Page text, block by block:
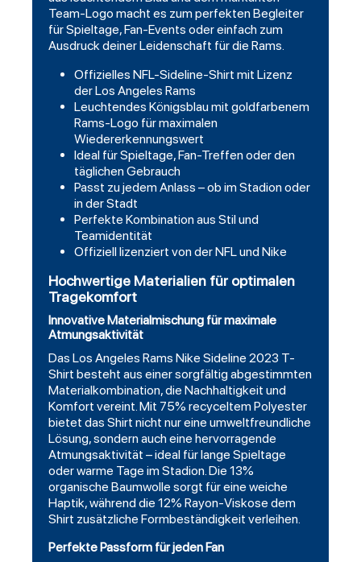
Team-Logo macht es zum perfekten Begleiter
für Spieltage, Fan-Events oder einfach zum
Ausdruck deiner Leidenschaft für die Rams.
Offizielles NFL-Sideline-Shirt mit Lizenz
der Los Angeles Rams
Leuchtendes Königsblau mit goldfarbenem
Rams-Logo für maximalen
Wiedererkennungswert
Ideal für Spieltage, Fan-Treffen oder den
täglichen Gebrauch
Passt zu jedem Anlass – ob im Stadion oder
in der Stadt
Perfekte Kombination aus Stil und
Teamidentität
Offiziell lizenziert von der NFL und Nike
Hochwertige Materialien für optimalen
Tragekomfort
Innovative Materialmischung für maximale
Atmungsaktivität
Das Los Angeles Rams Nike Sideline 2023 T-
Shirt besteht aus einer sorgfältig abgestimmten
Materialkombination, die Nachhaltigkeit und
Komfort vereint. Mit 75% recyceltem Polyester
bietet das Shirt nicht nur eine umweltfreundliche
Lösung, sondern auch eine hervorragende
Atmungsaktivität – ideal für lange Spieltage
oder warme Tage im Stadion. Die 13%
organische Baumwolle sorgt für eine weiche
Haptik, während die 12% Rayon-Viskose dem
Shirt zusätzliche Formbeständigkeit verleihen.
Perfekte Passform für jeden Fan